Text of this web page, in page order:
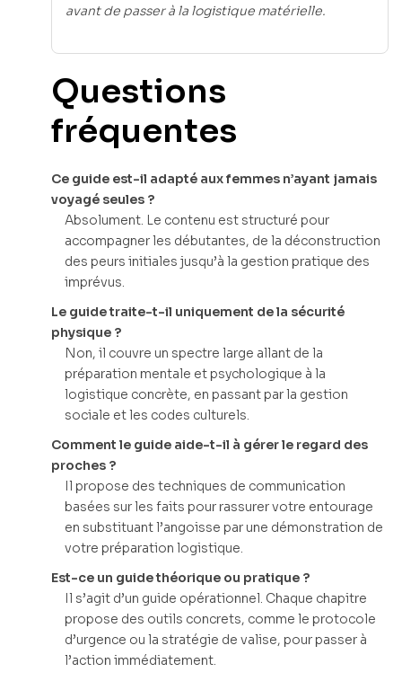
avant de passer à la logistique matérielle.
Questions
fréquentes
Ce guide est-il adapté aux femmes n’ayant jamais
voyagé seules ?
Absolument. Le contenu est structuré pour
accompagner les débutantes, de la déconstruction
des peurs initiales jusqu’à la gestion pratique des
imprévus.
Le guide traite-t-il uniquement de la sécurité
physique ?
Non, il couvre un spectre large allant de la
préparation mentale et psychologique à la
logistique concrète, en passant par la gestion
sociale et les codes culturels.
Comment le guide aide-t-il à gérer le regard des
proches ?
Il propose des techniques de communication
basées sur les faits pour rassurer votre entourage
en substituant l’angoisse par une démonstration de
votre préparation logistique.
Est-ce un guide théorique ou pratique ?
Il s’agit d’un guide opérationnel. Chaque chapitre
propose des outils concrets, comme le protocole
d’urgence ou la stratégie de valise, pour passer à
l’action immédiatement.